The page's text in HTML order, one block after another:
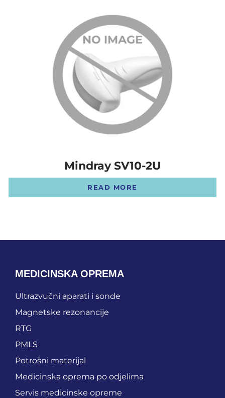
Mindray SV10-2U
READ MORE
MEDICINSKA OPREMA
Ultrazvučni aparati i sonde
Magnetske rezonancije
RTG
PMLS
Potrošni materijal
Medicinska oprema po odjelima
Servis medicinske opreme